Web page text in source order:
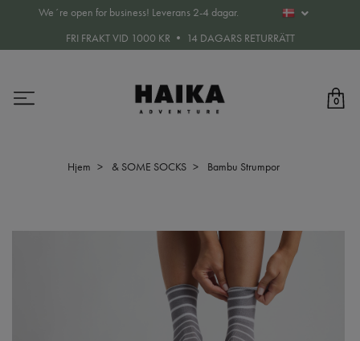
We´re open for business! Leverans 2-4 dagar.
FRI FRAKT VID 1000 KR • 14 DAGARS RETURRÄTT
0
Hjem & SOME SOCKS Bambu Strumpor